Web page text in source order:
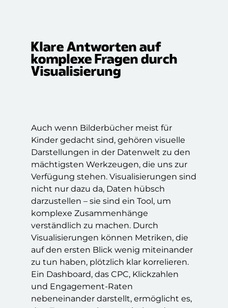
Klare Antworten auf
komplexe Fragen durch
Visualisierung
Auch wenn Bilderbücher meist für
Kinder gedacht sind, gehören visuelle
Darstellungen in der Datenwelt zu den
mächtigsten Werkzeugen, die uns zur
Verfügung stehen. Visualisierungen sind
nicht nur dazu da, Daten hübsch
darzustellen – sie sind ein Tool, um
komplexe Zusammenhänge
verständlich zu machen. Durch
Visualisierungen können Metriken, die
auf den ersten Blick wenig miteinander
zu tun haben, plötzlich klar korrelieren.
Ein Dashboard, das CPC, Klickzahlen
und Engagement-Raten
nebeneinander darstellt, ermöglicht es,